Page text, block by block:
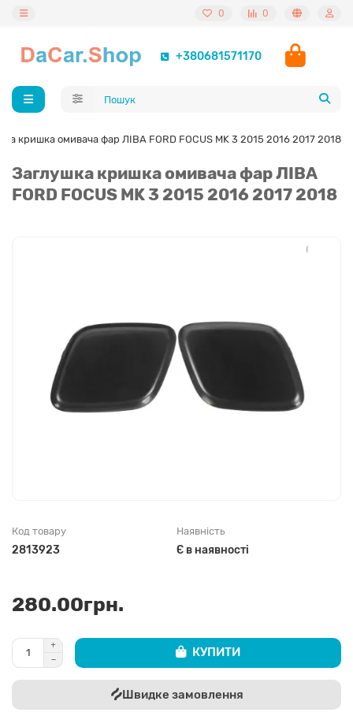
0 0
+380681571170
кришка омивача фар ЛІВА FORD FOCUS MK 3 2015 2016 2017 2018
Заглушка кришка омивача фар ЛІВА
FORD FOCUS MK 3 2015 2016 2017 2018
Код товару
2813923
Наявність
Є в наявності
280.00грн.
КУПИТИ
Швидке замовлення